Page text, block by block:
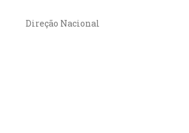
Direção Nacional